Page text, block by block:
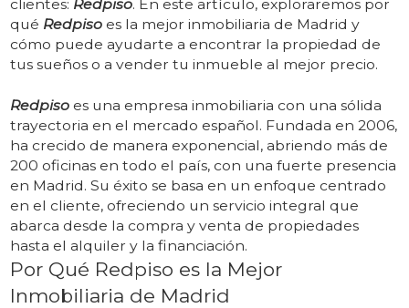
clientes: Redpiso. En este artículo, exploraremos por
qué Redpisoes la mejor inmobiliaria de Madrid y
cómo puede ayudarte a encontrar la propiedad de
tus sueños o a vender tu inmueble al mejor precio.
Redpisoes una empresa inmobiliaria con una sólida
trayectoria en el mercado español. Fundada en 2006,
ha crecido de manera exponencial, abriendo más de
200 oficinas en todo el país, con una fuerte presencia
en Madrid. Su éxito se basa en un enfoque centrado
en el cliente, ofreciendo un servicio integral que
abarca desde la compra y venta de propiedades
hasta el alquiler y la financiación.
Por Qué Redpiso es la Mejor
Inmobiliaria de Madrid